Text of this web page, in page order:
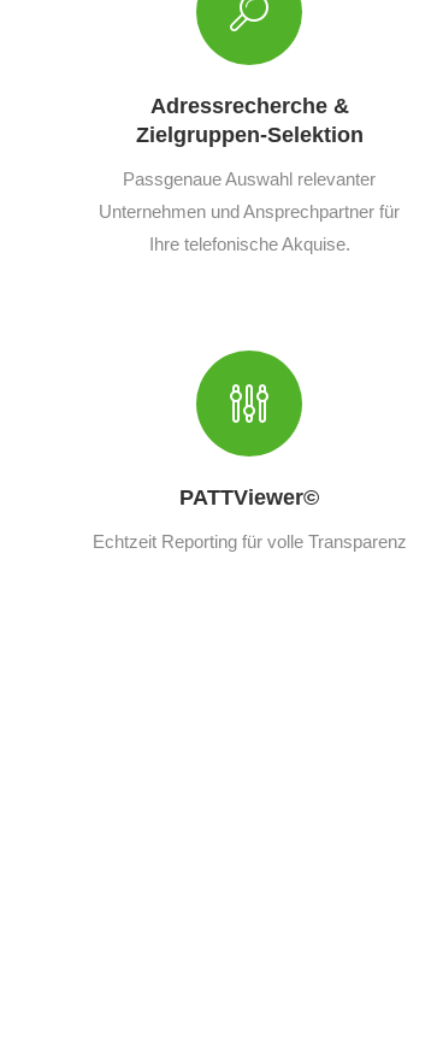
Adressrecherche &
Zielgruppen-Selektion
Passgenaue Auswahl relevanter
Unternehmen und Ansprechpartner für
Ihre telefonische Akquise.
PATTViewer©
Echtzeit Reporting für volle Transparenz